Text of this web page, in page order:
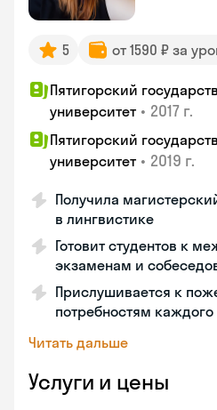
5 от 1590 ₽ за
Пятигорский
университет • 2017 г.
Пятигорский
университет • 2019 г.
Получила
в лингвистике
Готовит студентов к
экзаменам и
Прислушивается к
потребностям каждого
Читать дальше
Услуги и цены